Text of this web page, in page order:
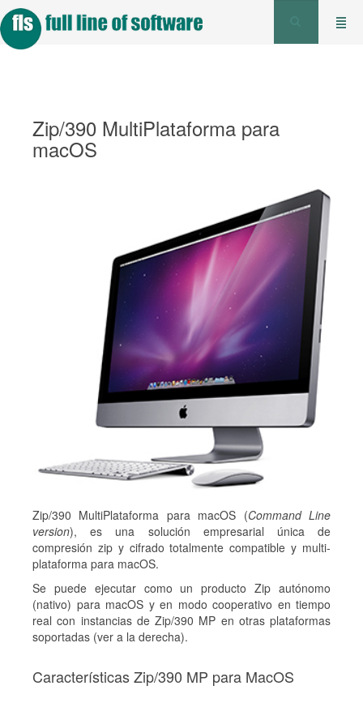
Zip/390 MultiPlataforma para
macOS
Zip/390 MultiPlataforma para macOS (Command Line
version), es una solución empresarial única de
compresión zip y cifrado totalmente compatible y multi-
plataforma para macOS.
Se puede ejecutar como un producto Zip autónomo
(nativo) para macOS y en modo cooperativo en tiempo
real con instancias de Zip/390 MP en otras plataformas
soportadas (ver a la derecha).
Características Zip/390 MP para MacOS